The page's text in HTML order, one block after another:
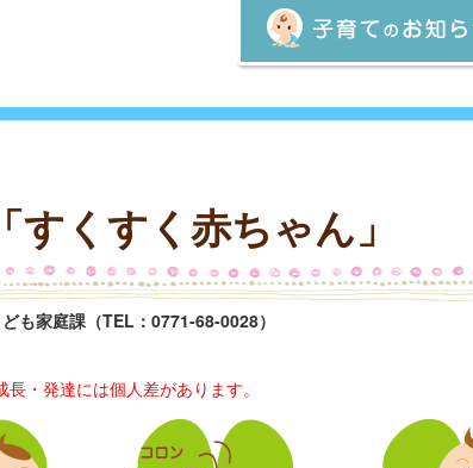
すくすく赤ちゃん」
も家庭課（TEL：0771-68-0028）
長・発達には個人差があります。